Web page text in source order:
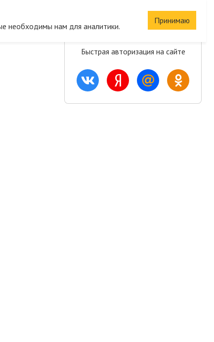
Сохраните корзину
и список желаний
Быстрая авторизация на сайте
необходимы нам для аналитики.
Принимаю